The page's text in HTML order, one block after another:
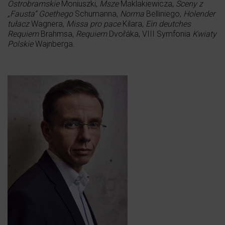
OstrobramskieMoniuszki, MszeMaklakiewicza, Sceny z
„Fausta” GoethegoSchumanna, Norma Belliniego, Holender
tułaczWagnera, Missa pro paceKilara, Ein deutches
RequiemBrahmsa, RequiemDvořáka, VIII Symfonia Kwiaty
PolskieWajnberga.